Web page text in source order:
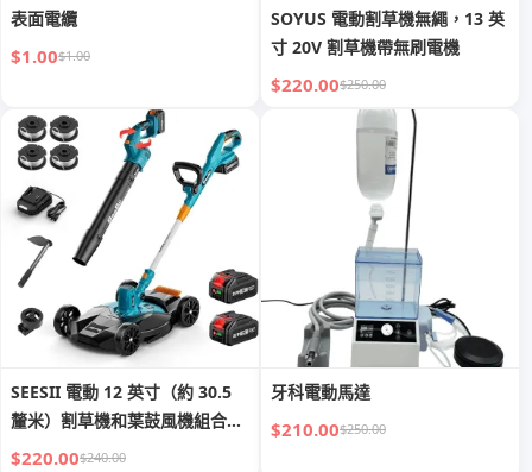
表面電纜
$1.00$1.00
SOYUS 電動割草機無繩，13 英
寸 20V 割草機帶無刷電機
$220.00$250.00
SEESII 電動 12 英寸（約 30.5
釐米）割草機和葉鼓風機組合套
裝
$220.00$240.00
牙科電動馬達
$210.00$250.00